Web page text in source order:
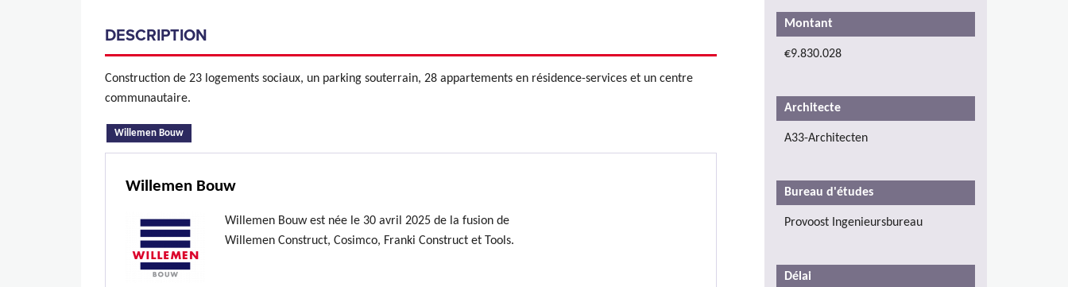
DESCRIPTION
Construction de 23 logements sociaux, un parking souterrain, 28 appartements en résidence-services et un centre
communautaire.
Willemen Bouw
Willemen Bouw
Willemen Bouw est née le 30 avril 2025 de la fusion de
Willemen Construct, Cosimco, Franki Construct et Tools.
Montant
€9.830.028
Architecte
A33-Architecten
Bureau d'études
Provoost Ingenieursbureau
Délai